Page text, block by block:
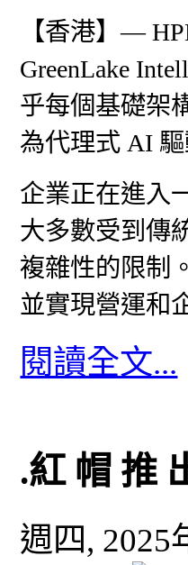
【香港】—
GreenLake
乎每個基礎架
為代理式 AI
企業正在進入
大多數受到傳
複雜性的限制
並實現營運和
閱讀全文...
.紅 帽 推
週四, 2025